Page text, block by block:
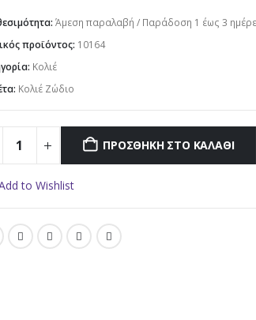
Άμεση παραλαβή / Παράδoση 1 έως 3
προϊόντος: 10164
Κολιέ
Κολιέ Ζώδιο
ΠΡΟΣΘΉΚΗ ΣΤΟ ΚΑΛΆΘΙ
to Wishlist